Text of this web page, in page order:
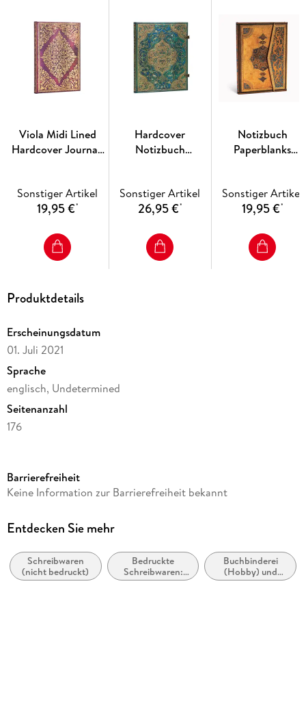
Der Einband erinnert an das feine Marokkoleder jener Zeit
sowie an die Festigkeit, sorgfältige Endbehandlung und
erhabenen Bünde, auf die anspruchsvolle Bücherfreunde so
viel Wert legen. Die Verzierungen in Form von Rosetten,
Spiralen und stilisierten Blättern spiegeln die
Reproduktion erreichen eine erstaunliche Ähnlichkeit mit
dem ursprünglichen Einband.
Softcover; Elastikband-Verschluss; 100 g/qm; Tasche am
Viola Midi Lined
Hardcover Journal,
(Diamond Rosette)
Sonstiger Artikel
19,95 €*
Hardcover
Notizbuch
Sonstiger Artikel
26,95 €*
Notizbuch
Paperblanks
Bindekunst Midi
Sonstiger Artikel
19,95 €*
Produktdetails
Erscheinungsdatum
01. Juli 2021
Sprache
englisch, Undetermined
Seitenanzahl
176
Herausgegeben von
Verlag/Hersteller
Produktart
Notizbuch
Barrierefreiheit
Keine Information zur Barrierefreiheit bekannt
Entdecken Sie mehr
Schreibwaren
(nicht bedruckt)
Bedruckte
Schreibwaren:
Thematische
Buchbinderei
(Hobby) und
Basteln mit